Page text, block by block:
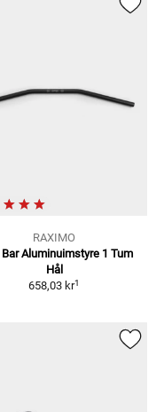
RAXIMO
Bar Aluminuimstyre 1 Tum
Hål
658,03 kr1